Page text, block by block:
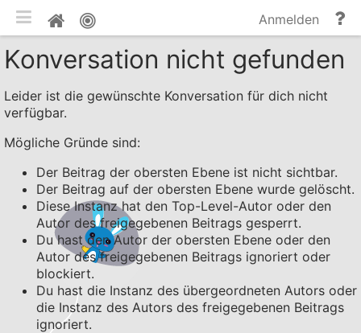
Pinnwand Anmelden
Konversation nicht gefunden
Leider ist die gewünschte Konversation für dich nicht
verfügbar.
Mögliche Gründe sind:
Der Beitrag der obersten Ebene ist nicht sichtbar.
Der Beitrag auf der obersten Ebene wurde gelöscht.
Diese Instanz hat den Top-Level-Autor oder den
Autor des freigegebenen Beitrags gesperrt.
Du hast den Autor der obersten Ebene oder den
Autor des freigegebenen Beitrags ignoriert oder
blockiert.
Du hast die Instanz des übergeordneten Autors oder
die Instanz des Autors des freigegebenen Beitrags
ignoriert.
mobile Ansicht umschalten